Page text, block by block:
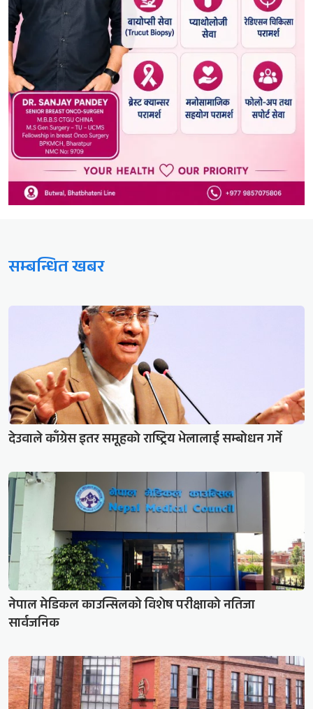
सम्बन्धित खबर
देउवाले काँग्रेस इतर समूहको राष्ट्रिय भेलालाई सम्बोधन गर्ने
नेपाल मेडिकल काउन्सिलको विशेष परीक्षाको नतिजा
सार्वजनिक